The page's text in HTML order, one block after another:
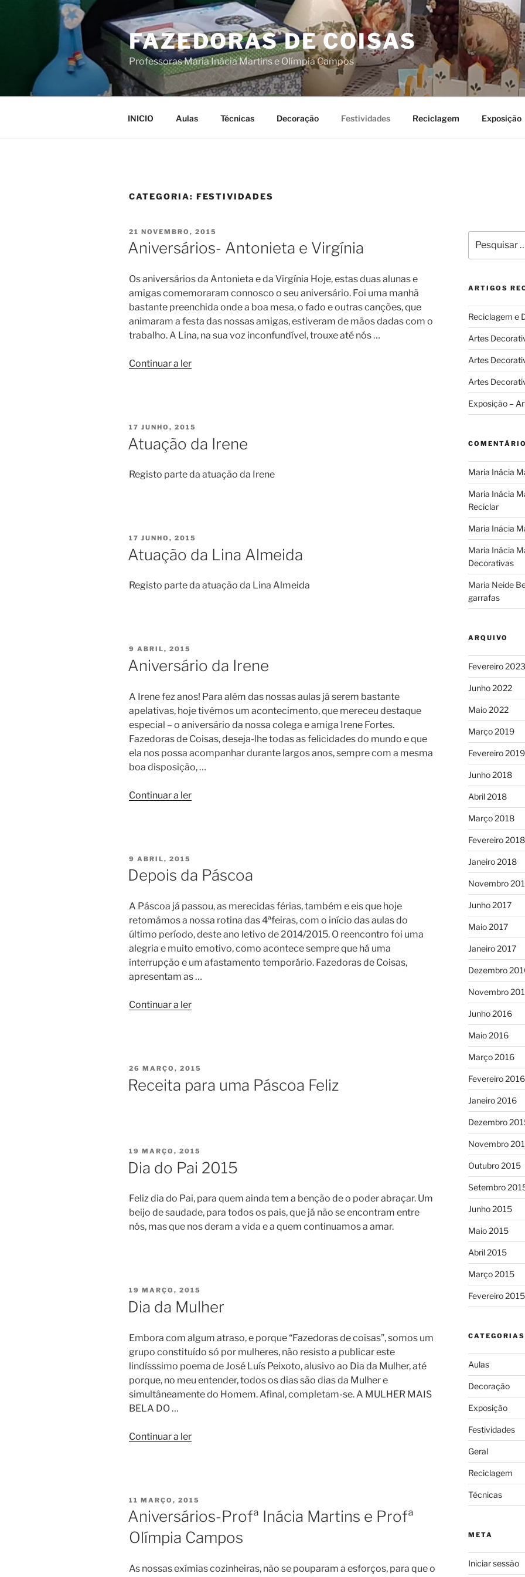
FAZEDORAS DE COISAS
Professoras Maria Inácia Martins e Olímpia Campos
INICIO Aulas Técnicas Decoração Festividades Reciclagem Exposição
CATEGORIA: FESTIVIDADES
PUBLICADO
EM
21 NOVEMBRO, 2015
Aniversários- Antonieta e Virgínia
Os aniversários da Antonieta e da Virgínia Hoje, estas duas alunas e
amigas comemoraram connosco o seu aniversário. Foi uma manhã
bastante preenchida onde a boa mesa, o fado e outras canções, que
animaram a festa das nossas amigas, estiveram de mãos dadas com o
trabalho. A Lina, na sua voz inconfundível, trouxe até nós …
Continuar a ler“Aniversários-
PUBLICADO
17 JUNHO, 2015
Atuação da Irene
Registo parte da atuação da Irene
PUBLICADO
EM
17 JUNHO, 2015
Atuação da Lina Almeida
Registo parte da atuação da Lina Almeida
PUBLICADO
EM
9 ABRIL, 2015
Aniversário da Irene
A Irene fez anos! Para além das nossas aulas já serem bastante
apelativas, hoje tivémos um acontecimento, que mereceu destaque
especial – o aniversário da nossa colega e amiga Irene Fortes.
Fazedoras de Coisas, deseja-lhe todas as felicidades do mundo e que
ela nos possa acompanhar durante largos anos, sempre com a mesma
boa disposição, …
Continuar a ler“Aniversário
PUBLICADO
EM
9 ABRIL, 2015
Depois da Páscoa
A Páscoa já passou, as merecidas férias, também e eis que hoje
retomámos a nossa rotina das 4ªfeiras, com o início das aulas do
último período, deste ano letivo de 2014/2015. O reencontro foi uma
alegria e muito emotivo, como acontece sempre que há uma
interrupção e um afastamento temporário. Fazedoras de Coisas,
apresentam as …
Continuar a ler“Depois
PUBLICADO
26 MARÇO, 2015
Receita para uma Páscoa Feliz
PUBLICADO
EM
19 MARÇO, 2015
Dia do Pai 2015
Feliz dia do Pai, para quem ainda tem a benção de o poder abraçar. Um
beijo de saudade, para todos os pais, que já não se encontram entre
nós, mas que nos deram a vida e a quem continuamos a amar.
PUBLICADO
EM
19 MARÇO, 2015
Dia da Mulher
Embora com algum atraso, e porque “Fazedoras de coisas”, somos um
grupo constituído só por mulheres, não resisto a publicar este
lindísssimo poema de José Luís Peixoto, alusivo ao Dia da Mulher, até
porque, no meu entender, todos os dias são dias da Mulher e
simultâneamente do Homem. Afinal, completam-se. A MULHER MAIS
BELA DO …
Continuar a ler“Dia
PUBLICADO
EM
11 MARÇO, 2015
Aniversários-Profª Inácia Martins e Profª
Olímpia Campos
As nossas exímias cozinheiras, não se pouparam a esforços, para que o
por:
ARTIGOS
Reciclagem e
Artes
Artes
Artes
Exposição –
Maria Inácia
Maria Inácia
Reciclar
Maria Inácia
Maria Inácia
Decorativas
Maria Neide
garrafas
ARQUIVO
Fevereiro 2023
Junho 2022
Maio 2022
Março 2019
Fevereiro 2019
Junho 2018
Abril 2018
Março 2018
Fevereiro 2018
Janeiro 2018
Novembro
Junho 2017
Maio 2017
Janeiro 2017
Dezembro
Novembro
Junho 2016
Maio 2016
Março 2016
Fevereiro 2016
Janeiro 2016
Dezembro
Novembro
Outubro 2015
Setembro
Junho 2015
Maio 2015
Abril 2015
Março 2015
Fevereiro 2015
CATEGORIAS
Aulas
Decoração
Exposição
Festividades
Geral
Reciclagem
Técnicas
META
Iniciar sessão